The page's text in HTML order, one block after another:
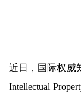
近日，国际权威
Intellectual